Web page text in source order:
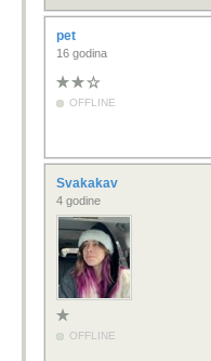
pet
16 godina
OFFLINE
Svakakav
4 godine
OFFLINE